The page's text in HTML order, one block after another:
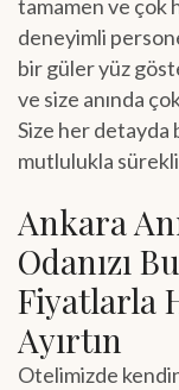
tamamen ve çok
deneyimli
bir güler yüz
ve size anında
Size her detayda
mutlulukla sürekli
Ankara
Odanızı
Fiyatlarla
Ayırtın
Otelimizde